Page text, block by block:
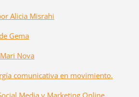
Alicia Misrahi
Gema
Nova
comunicativa en movimiento.
Media y Marketing Online.